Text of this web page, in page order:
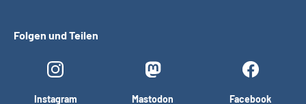
Folgen und Teilen
Instagram Mastodon Facebook